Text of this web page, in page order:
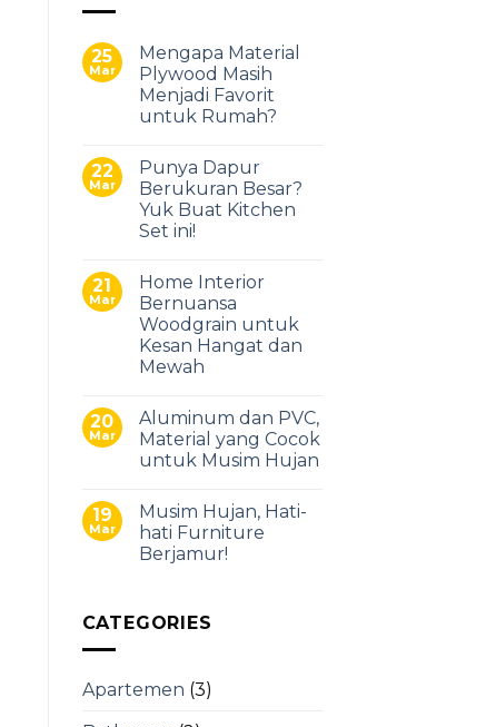
25
Mar
Mengapa Material
Plywood Masih
Menjadi Favorit
untuk Rumah?
22
Mar
Punya Dapur
Berukuran Besar?
Yuk Buat Kitchen
Set ini!
21
Mar
Home Interior
Bernuansa
Woodgrain untuk
Kesan Hangat dan
Mewah
20
Mar
Aluminum dan PVC,
Material yang Cocok
untuk Musim Hujan
19
Mar
Musim Hujan, Hati-
hati Furniture
Berjamur!
CATEGORIES
Apartemen (3)